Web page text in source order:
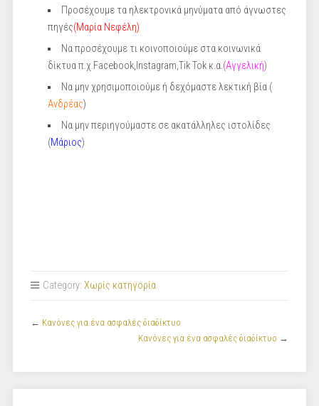
Προσέχουμε τα ηλεκτρονικά μηνύματα από άγνωστες
πηγές(Μαρία Νεφέλη)
Να προσέχουμε τι κοινοποιούμε στα κοινωνικά
δίκτυα π.χ.Facebook,Instagram,Tik Tok κ.α.(Αγγελική)
Να μην χρησιμοποιούμε ή δεχόμαστε λεκτική βία (
Ανδρέας)
Να μην περιηγούμαστε σε ακατάλληλες ιστολίδες
(Μάριος)
Category: Χωρίς κατηγορία
← Κανόνες για ένα ασφαλές διαδίκτυο
Κανόνες για ένα ασφαλές διαδίκτυο →